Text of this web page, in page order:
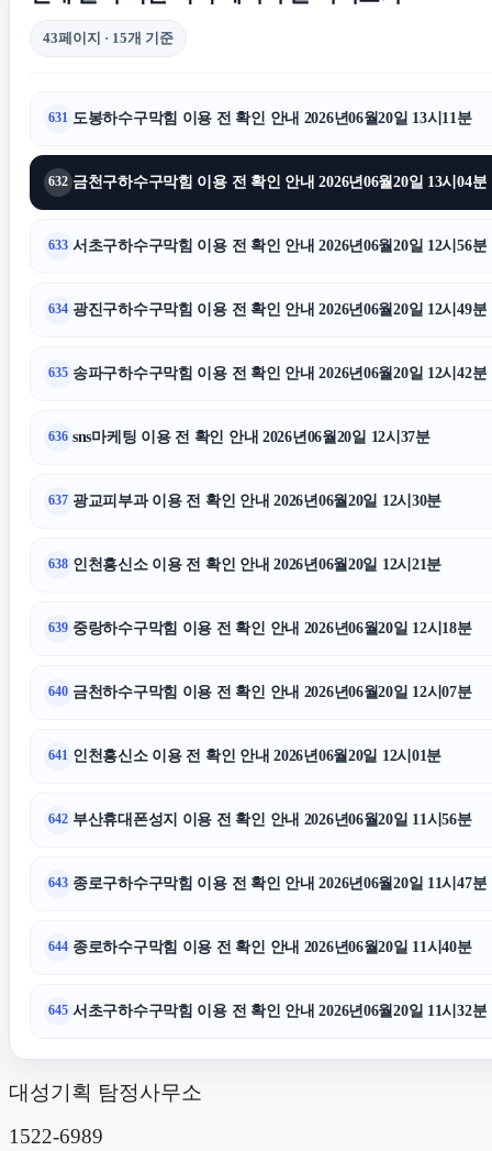
용산하수구막힘
수원흥신소 동대문하수
수원음주운전변호사
소액결제현금화 트립닷컴할
동탄피부과
43페이지 · 15개 기준
631 도봉하수구막힘 이용 전 확인 안내 2026년06월20일 13시11분
632 금천구하수구막힘 이용 전 확인 안내 2026년06월20일 13시04분
633 서초구하수구막힘 이용 전 확인 안내 2026년06월20일 12시56분
634 광진구하수구막힘 이용 전 확인 안내 2026년06월20일 12시49분
635 송파구하수구막힘 이용 전 확인 안내 2026년06월20일 12시42분
636 sns마케팅 이용 전 확인 안내 2026년06월20일 12시37분
637 광교피부과 이용 전 확인 안내 2026년06월20일 12시30분
638 인천흥신소 이용 전 확인 안내 2026년06월20일 12시21분
639 중랑하수구막힘 이용 전 확인 안내 2026년06월20일 12시18분
640 금천하수구막힘 이용 전 확인 안내 2026년06월20일 12시07분
641 인천흥신소 이용 전 확인 안내 2026년06월20일 12시01분
642 부산휴대폰성지 이용 전 확인 안내 2026년06월20일 11시56분
643 종로구하수구막힘 이용 전 확인 안내 2026년06월20일 11시47분
644 종로하수구막힘 이용 전 확인 안내 2026년06월20일 11시40분
645 서초구하수구막힘 이용 전 확인 안내 2026년06월20일 11시32분
대성기획 탐정사무소
1522-6989